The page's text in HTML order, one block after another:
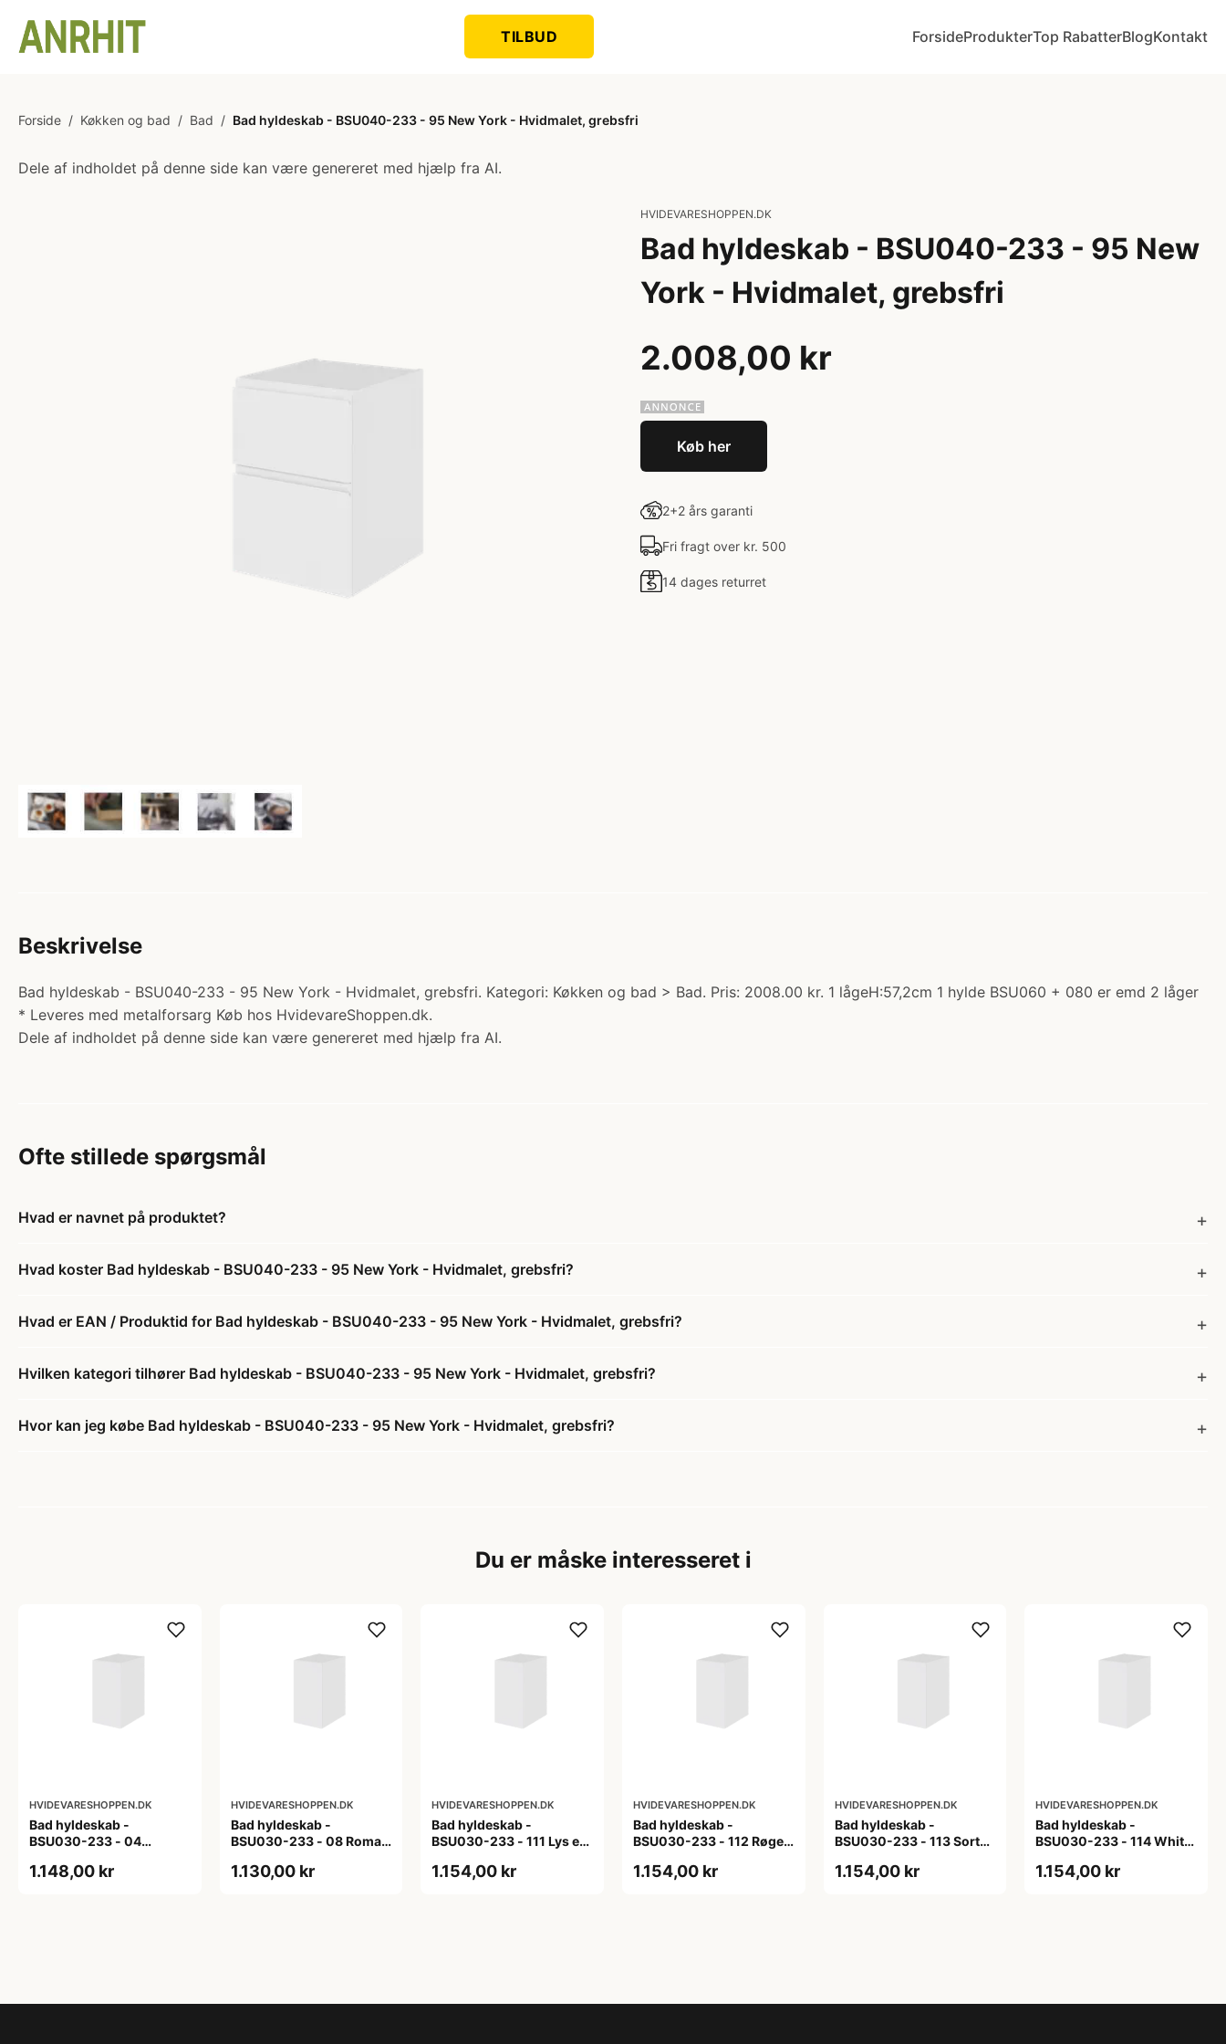
TILBUD ForsideProdukterTop RabatterBlogKontakt
Forside / Køkken og bad / Bad / Bad hyldeskab - BSU040-233 - 95 New York - Hvidmalet, grebsfri
Dele af indholdet på denne side kan være genereret med hjælp fra AI.
HVIDEVARESHOPPEN.DK
Bad hyldeskab - BSU040-233 - 95 New
York - Hvidmalet, grebsfri
2.008,00 kr
Køb her
2+2 års garanti
Fri fragt over kr. 500
14 dages returret
Beskrivelse
Bad hyldeskab - BSU040-233 - 95 New York - Hvidmalet, grebsfri. Kategori: Køkken og bad > Bad. Pris: 2008.00 kr. 1 lågeH:57,2cm 1 hylde BSU060 + 080 er emd 2 låger
* Leveres med metalforsarg Køb hos HvidevareShoppen.dk.
Dele af indholdet på denne side kan være genereret med hjælp fra AI.
Ofte stillede spørgsmål
Hvad er navnet på produktet?
Hvad koster Bad hyldeskab - BSU040-233 - 95 New York - Hvidmalet, grebsfri?
Hvad er EAN / Produktid for Bad hyldeskab - BSU040-233 - 95 New York - Hvidmalet, grebsfri?
Hvilken kategori tilhører Bad hyldeskab - BSU040-233 - 95 New York - Hvidmalet, grebsfri?
Hvor kan jeg købe Bad hyldeskab - BSU040-233 - 95 New York - Hvidmalet, grebsfri?
Du er måske interesseret i
HVIDEVARESHOPPEN.DK
Bad hyldeskab -
BSU030-233 - 04
1.148,00 kr
HVIDEVARESHOPPEN.DK
Bad hyldeskab -
BSU030-233 - 08 Roma -
1.130,00 kr
HVIDEVARESHOPPEN.DK
Bad hyldeskab -
BSU030-233 - 111 Lys eg
1.154,00 kr
HVIDEVARESHOPPEN.DK
Bad hyldeskab -
BSU030-233 - 112 Røget
1.154,00 kr
HVIDEVARESHOPPEN.DK
Bad hyldeskab -
BSU030-233 - 113 Sort
1.154,00 kr
HVIDEVARESHOPPEN.DK
Bad hyldeskab -
BSU030-233 - 114 White
ABS-kant
1.154,00 kr